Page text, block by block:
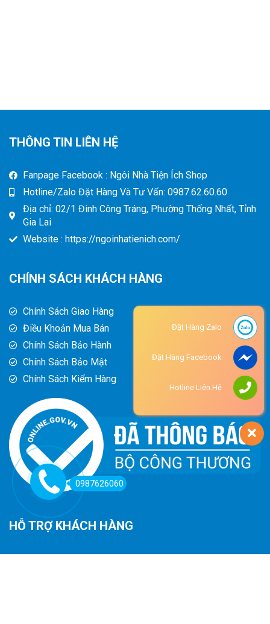
THÔNG TIN LIÊN HỆ
Fanpage Facebook : Ngôi Nhà Tiện Ích Shop
Hotline/Zalo Đặt Hàng Và Tư Vấn: 0987.62.60.60
Địa chỉ: 02/1 Đinh Công Tráng, Phường Thống Nhất, Tỉnh
Gia Lai
Website : https://ngoinhatienich.com/
CHÍNH SÁCH KHÁCH HÀNG
Chính Sách Giao Hàng
Điều Khoản Mua Bán
Chính Sách Bảo Hành
Chính Sách Bảo Mật
Chính Sách Kiểm Hàng
HỖ TRỢ KHÁCH HÀNG
0987626060
Đặt Hàng Zalo
Đặt Hàng Facebook
Hotline Liên Hệ